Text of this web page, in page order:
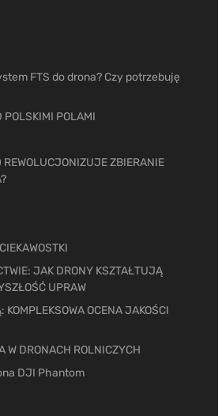
FTS do drona? Czy potrzebuję
POLSKIMI POLAMI
ZBIERANIE
JAK DRONY KSZTAŁTUJĄ
UPRAW
OCENA JAKOŚCI
W DRONACH ROLNICZYCH
DJI Phantom